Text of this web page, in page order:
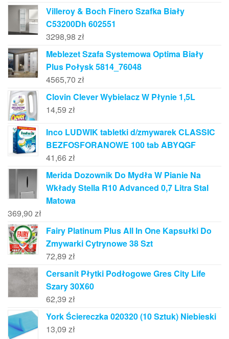
Villeroy & Boch Finero Szafka Biały
C53200Dh 602551
3298,98 zł
Meblezet Szafa Systemowa Optima Biały
Plus Połysk 5814_76048
4565,70 zł
Clovin Clever Wybielacz W Płynie 1,5L
14,59 zł
Inco LUDWIK tabletki d/zmywarek CLASSIC
BEZFOSFORANOWE 100 tab ABYQGF
41,66 zł
Merida Dozownik Do Mydła W Pianie Na
Wkłady Stella R10 Advanced 0,7 Litra Stal
Matowa
369,90 zł
Fairy Platinum Plus All In One Kapsułki Do
Zmywarki Cytrynowe 38 Szt
72,89 zł
Cersanit Płytki Podłogowe Gres City Life
Szary 30X60
62,39 zł
York Ściereczka 020320 (10 Sztuk) Niebieski
13,09 zł